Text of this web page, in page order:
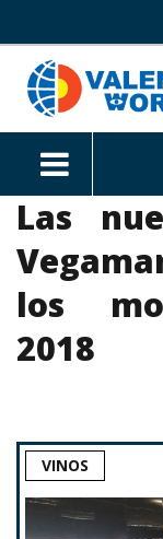
Las
los
2018
VINOS